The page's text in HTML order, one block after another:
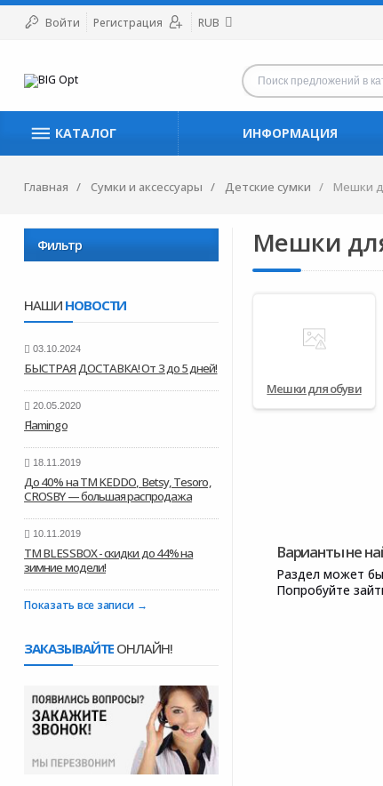
Войти Регистрация RUB
КАТАЛОГ ИНФОРМАЦИЯ
Главная Сумки и аксессуары Детские сумки Мешки
Фильтр
НАШИ НОВОСТИ
03.10.2024
БЫСТРАЯ ДОСТАВКА! От 3 до 5 дней!
20.05.2020
Flamingo
18.11.2019
До 40% на ТМ KEDDO, Betsy, Tesoro,
CROSBY — большая распродажа
10.11.2019
ТМ BLESSBOX - скидки до 44% на
зимние модели!
Показать все записи
ЗАКАЗЫВАЙТЕ ОНЛАЙН!
Мешки
Мешки для обуви
Варианты не
Раздел может
Попробуйте